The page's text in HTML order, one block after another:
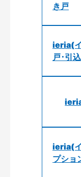
き戸
ieria(
戸･引込
ieria(
プショ